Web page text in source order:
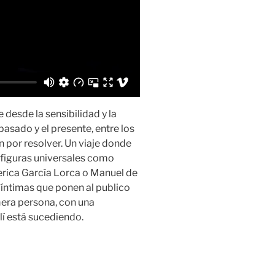
desde la sensibilidad y la
y el presente, entre los
por resolver. Un viaje donde
universales como
García Lorca o Manuel de
que ponen al publico
persona, con una
está sucediendo.